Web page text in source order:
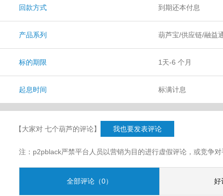
回款方式 到期还本付息
产品系列 葫芦宝/供应链/融益
标的期限 1天-6 个月
起息时间 标满计息
【大家对 七个葫芦的评论】 我也要发表评论
注：p2pblack严禁平台人员以营销为目的进行虚假评论，或竞争
全部评论（0） 好